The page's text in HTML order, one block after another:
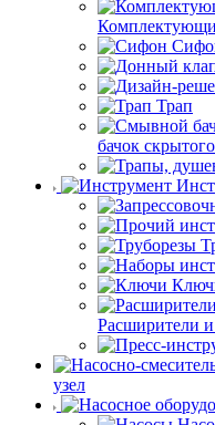
Трап
бачок
Расширители
узел